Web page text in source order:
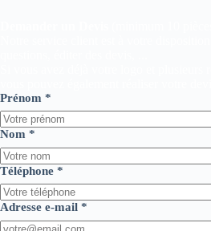
Prénom *
Nom *
Téléphone *
Adresse e-mail *